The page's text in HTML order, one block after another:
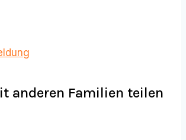
anderen Familien teilen